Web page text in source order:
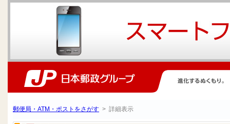
郵便局・ATM・ポストをさがす > 詳細表示